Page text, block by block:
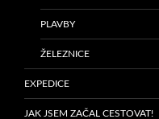
PLAVBY
ŽELEZNICE
EXPEDICE
JAK JSEM ZAČAL CESTOVAT!